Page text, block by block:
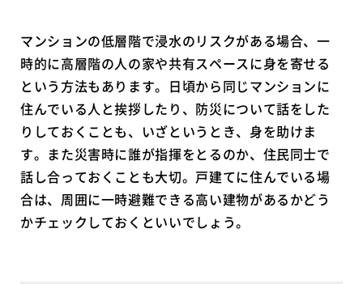
マンションの低層階で浸水のリスクがある場合、一
時的に高層階の人の家や共有スペースに身を寄せる
という方法もあります。日頃から同じマンションに
住んでいる人と挨拶したり、防災について話をした
りしておくことも、いざというとき、身を助けま
す。また災害時に誰が指揮をとるのか、住民同士で
話し合っておくことも大切。戸建てに住んでいる場
合は、周囲に一時避難できる高い建物があるかどう
かチェックしておくといいでしょう。